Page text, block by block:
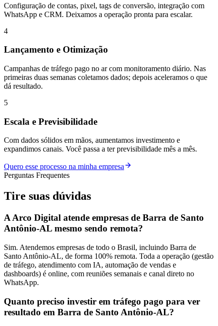
Configuração de contas, pixel, tags de conversão, integração com
WhatsApp e CRM. Deixamos a operação pronta para escalar.
4
Lançamento e Otimização
Campanhas de tráfego pago no ar com monitoramento diário. Nas
primeiras duas semanas coletamos dados; depois aceleramos o que
dá resultado.
5
Escala e Previsibilidade
Com dados sólidos em mãos, aumentamos investimento e
expandimos canais. Você passa a ter previsibilidade mês a mês.
Quero esse processo na minha empresa
Perguntas Frequentes
Tire suas dúvidas
A Arco Digital atende empresas de Barra de Santo
Antônio-AL mesmo sendo remota?
Sim. Atendemos empresas de todo o Brasil, incluindo Barra de
Santo Antônio-AL, de forma 100% remota. Toda a operação (gestão
de tráfego, atendimento com IA, automação de vendas e
dashboards) é online, com reuniões semanais e canal direto no
WhatsApp.
Quanto preciso investir em tráfego pago para ver
resultado em Barra de Santo Antônio-AL?